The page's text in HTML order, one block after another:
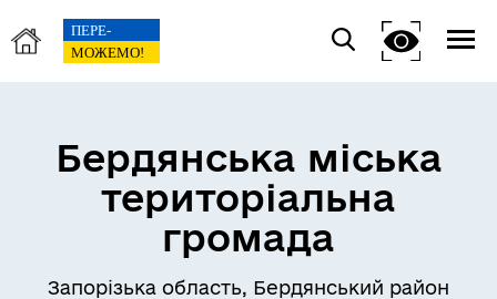
Бердянська міська
територіальна
громада
Запорізька область, Бердянський район